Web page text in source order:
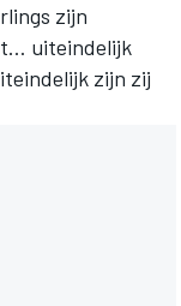
zijn
uiteindelijk
zijn zij